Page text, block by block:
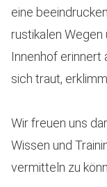
eine
rustikalen
Innenhof
sich traut,
Wir freuen uns
Wissen und
vermitteln zu